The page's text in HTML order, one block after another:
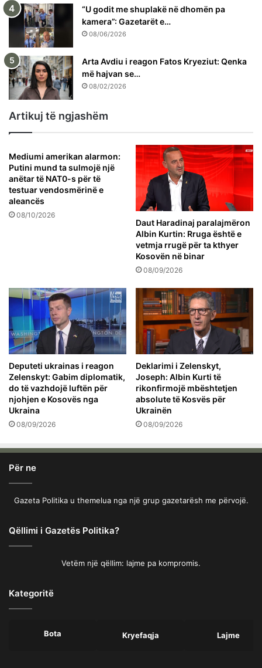
“U godit me shuplakë në dhomën pa
kamera”: Gazetarët e…
08/06/2026
Arta Avdiu i reagon Fatos Kryeziut: Qenka
më hajvan se…
08/02/2026
Artikuj të ngjashëm
Mediumi amerikan alarmon:
Putini mund ta sulmojë një
anëtar të NAT0-s për të
testuar vendosmërinë e
aleancës
08/10/2026
Daut Haradinaj paralajmëron
Albin Kurtin: Rruga është e
vetmja rrugë për ta kthyer
Kosovën në binar
08/09/2026
Deputeti ukrainas i reagon
Zelenskyt: Gabim diplomatik,
do të vazhdojë luftën për
njohjen e Kosovës nga
Ukraina
08/09/2026
Deklarimi i Zelenskyt,
Joseph: Albin Kurti të
rikonfirmojë mbështetjen
absolute të Kosvës për
Ukrainën
08/09/2026
Për ne
Gazeta Politika u themelua nga një grup gazetarësh me përvojë.
Qëllimi i Gazetës Politika?
Vetëm një qëllim: lajme pa kompromis.
Kategoritë
Bota Kryefaqja Lajme